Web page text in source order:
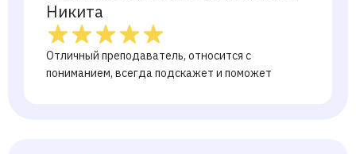
Никита
Отличный преподаватель, относится с
пониманием, всегда подскажет и поможет